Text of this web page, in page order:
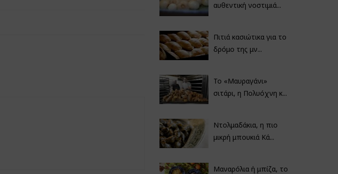
αυθεντική νοστιμιά...
Πιτιά κασιώτικα για το
δρόμο της μν...
Το «Μαυραγάνι»
σιτάρι, η Πολυόχνη κ...
Ντολμαδάκια, η πιο
μικρή μπουκιά Κά...
Μαναρόλια ή μπίζα, το